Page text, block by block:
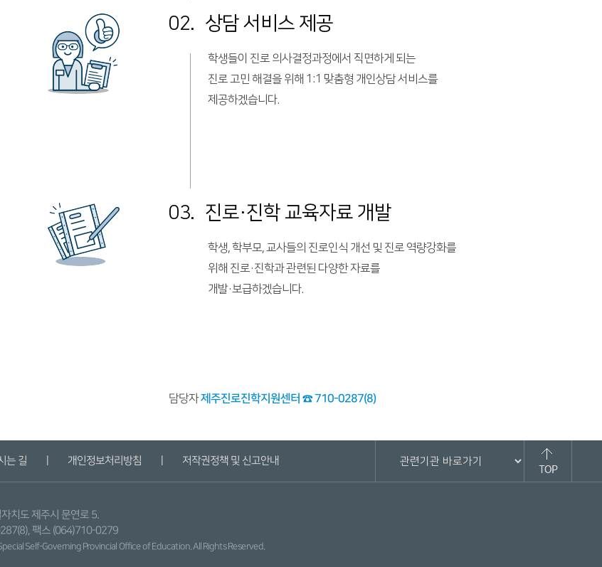
02. 상담 서비스 제공
학생들이 진로 의사결정과정에서 직면하게 되는
진로 고민 해결을 위해 1:1 맞춤형 개인상담 서비스를
제공하겠습니다.
03. 진로·진학 교육자료 개발
학생, 학부모, 교사들의 진로인식 개선 및 진로 역량강화를
위해 진로·진학과 관련된 다양한 자료를
개발·보급하겠습니다.
담당자제주진로진학지원센터 ☎ 710-0287(8)
는 길 개인정보처리방침 저작권정책 및 신고안내
치도 제주시 문연로 5.
팩스 (064)710-0279
Self-Governing Provincial Office of Education. All Rights Reserved.